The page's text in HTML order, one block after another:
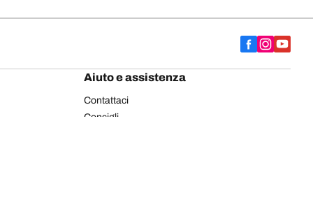
Aiuto e assistenza
Contattaci
Consigli